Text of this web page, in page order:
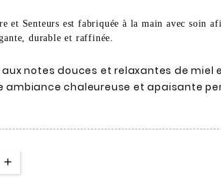
et Senteurs est fabriquée à la main avec soin
durable et raffinée.
aux notes douces et relaxantes de miel
ambiance chaleureuse et apaisante